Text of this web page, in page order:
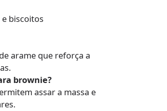
biscoitos
arame que reforça a
brownie?
assar a massa e